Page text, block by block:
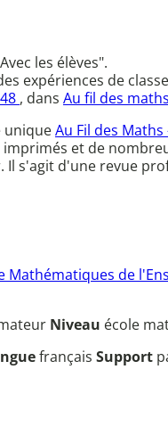
les élèves".
expériences de
, dans Au fil des
uniqueAu Fil des
et de
s'agit d'une revue
de
Niveau école
français Support